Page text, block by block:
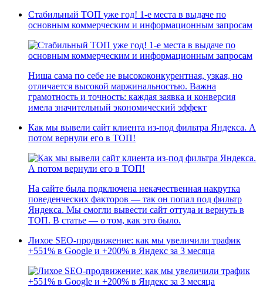
Стабильный ТОП уже год! 1-е места в выдаче по
основным коммерческим и информационным запросам
Ниша сама по себе не высококонкурентная, узкая, но
отличается высокой маржинальностью. Важна
грамотность и точность: каждая заявка и конверсия
имела значительный экономический эффект
Как мы вывели сайт клиента из-под фильтра Яндекса. А
потом вернули его в ТОП!
На сайте была подключена некачественная накрутка
поведенческих факторов — так он попал под фильтр
Яндекса. Мы смогли вывести сайт оттуда и вернуть в
ТОП. В статье — о том, как это было.
Лихое SEO-продвижение: как мы увеличили трафик
+551% в Google и +200% в Яндекс за 3 месяца